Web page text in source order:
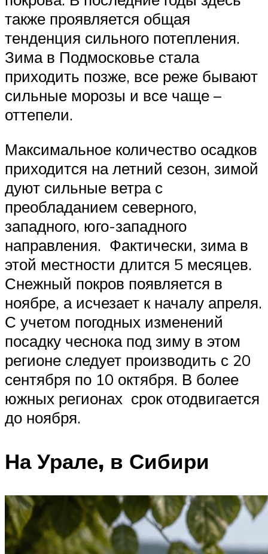
также проявляется общая
тенденция сильного потепления.
Зима в Подмосковье стала
приходить позже, все реже бывают
сильные морозы и все чаще –
оттепели.
Максимальное количество осадков
приходится на летний сезон, зимой
дуют сильные ветра с
преобладанием северного,
западного, юго-западного
направления. Фактически, зима в
этой местности длится 5 месяцев.
Снежный покров появляется в
ноябре, а исчезает к началу апреля.
С учетом погодных изменений
посадку чеснока под зиму в этом
регионе следует производить с 20
сентября по 10 октября. В более
южных регионах срок отодвигается
до ноября.
На Урале, в Сибири